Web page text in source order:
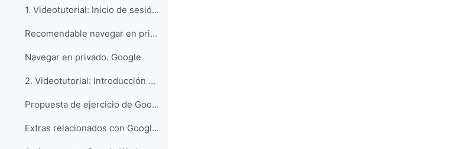
1. Videotutorial: Inicio de sesión en aplicaciones Google con cuenta @unizar.es
Recomendable navegar en privado cuando se utilice ...
Navegar en privado. Google
2. Videotutorial: Introducción a las aplicaciones Google. G-Suite for Education
Propuesta de ejercicio de Google Workspace
Extras relacionados con Google Workspace